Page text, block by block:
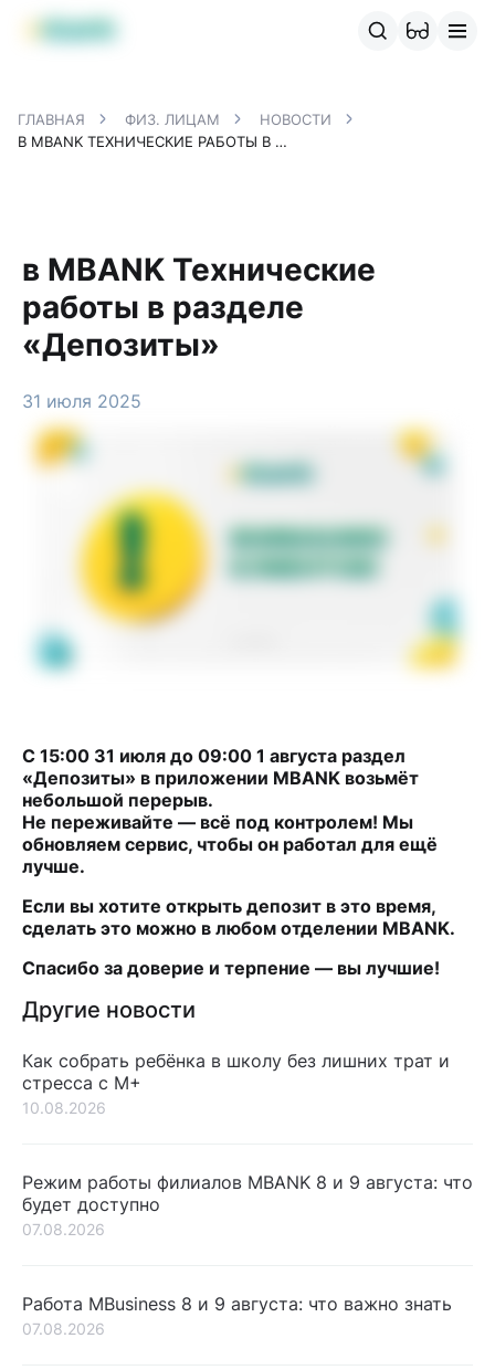
Продукты MBANK
ГЛАВНАЯ ФИЗ. ЛИЦАМ
НОВОСТИ
В MBANK ТЕХНИЧЕСКИЕ РАБОТЫ В РАЗДЕЛЕ «ДЕПОЗИТЫ»
в MBANK Технические
работы в разделе
«Депозиты»
31 июля 2025
С 15:00 31 июля до 09:00 1 августа раздел
«Депозиты» в приложении MBANK возьмёт
небольшой перерыв.
Не переживайте — всё под контролем! Мы
обновляем сервис, чтобы он работал для ещё
лучше.
Если вы хотите открыть депозит в это время,
сделать это можно в любом отделении MBANK.
Спасибо за доверие и терпение — вы лучшие!
Другие новости
Как собрать ребёнка в школу без лишних трат и
стресса с М+
10.08.2026
Режим работы филиалов MBANK 8 и 9 августа: что
будет доступно
07.08.2026
Работа MBusiness 8 и 9 августа: что важно знать
07.08.2026